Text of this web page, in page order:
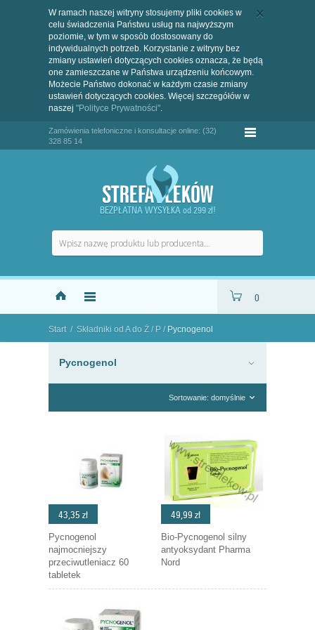
W ramach naszej witryny stosujemy pliki cookies w
celu świadczenia Państwu usług na najwyższym
poziomie, w tym w sposób dostosowany do
indywidualnych potrzeb. Korzystanie z witryny bez
zmiany ustawień dotyczących cookies oznacza, że będą
one zamieszczane w Państwa urządzeniu końcowym.
Możecie Państwo dokonać w każdym czasie zmiany
ustawień dotyczących cookies. Więcej szczegółów w
naszej "Polityce Prywatności".
Zamówienia telefoniczne i konsultacje online: (32)
328 85 14
BEZPŁATNA WYSYŁKA od 299 zł!
0
Start / Składniki od A do Ż / P / Pycnogenol
"
Pycnogenol
Sortowanie: domyślnie
43,35 zł
Pycnogenol
najmocniejszy
przeciwutleniacz 60
tabletek
49,99 zł
Bio-Pycnogenol silny
antyoksydant Pharma
Nord